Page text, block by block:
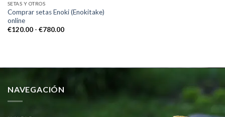
SETAS Y OTROS
Comprar setas Enoki (Enokitake)
online
€120.00 - €780.00Rango
€780.00
NAVEGACIÓN